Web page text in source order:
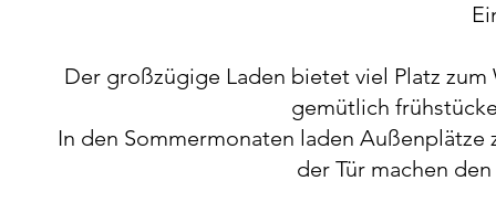
Der großzügige Laden bietet viel Platz
gemütlich
In den Sommermonaten laden
der Tür machen